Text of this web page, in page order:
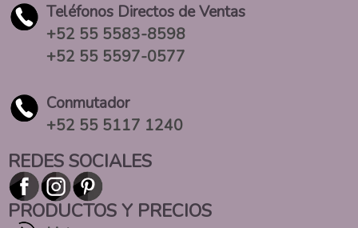
Teléfonos Directos de Ventas
+52 55 5583-8598
+52 55 5597-0577
Conmutador
+52 55 5117 1240
REDES SOCIALES
PRODUCTOS Y PRECIOS